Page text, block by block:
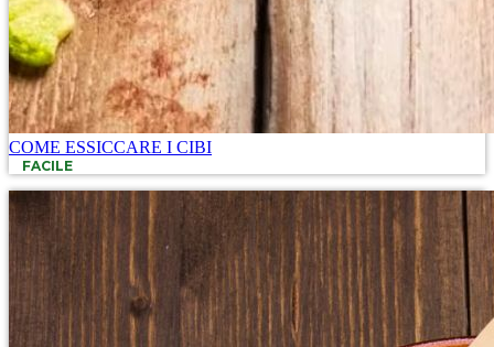
COME ESSICCARE I CIBI
FACILE